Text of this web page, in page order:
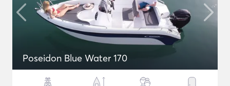
Poseidon Blue Water 170